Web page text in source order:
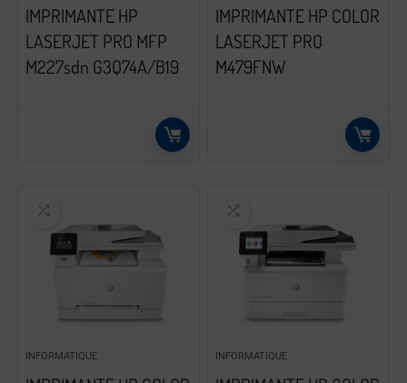
IMPRIMANTE HP
LASERJET PRO MFP
M227sdn G3Q74A/B19
IMPRIMANTE HP COLOR
LASERJET PRO
M479FNW
INFORMATIQUE INFORMATIQUE